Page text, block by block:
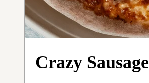
Crazy Sausage